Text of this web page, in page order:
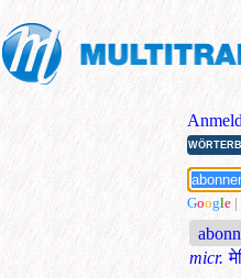
Google |
micr.